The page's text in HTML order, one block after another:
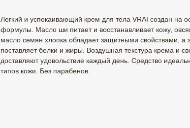
Легкий и успокаивающий крем для тела VRAI создан на
формулы. Масло ши питает и восстанавливает кожу,
масло семян хлопка обладает защитными свойствами, а
поставляет белки и жиры. Воздушная текстура крема и
доставляют удовольствие каждый день. Средство
типов кожи. Без парабенов.